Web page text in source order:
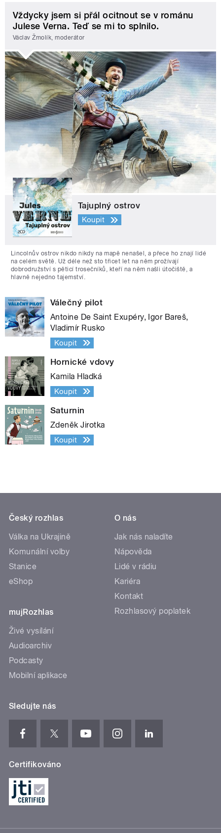
Vždycky jsem si přál ocitnout se v románu
Julese Verna. Teď se mi to splnilo.
Václav Žmolík, moderátor
Tajuplný ostrov
Koupit
Lincolnův ostrov nikdo nikdy na mapě nenašel, a přece ho znají lidé
na celém světě. Už déle než sto třicet let na něm prožívají
dobrodružství s pěticí trosečníků, kteří na něm našli útočiště, a
hlavně nejedno tajemství.
Válečný pilot
Antoine De Saint Exupéry, Igor Bareš,
Vladimír Rusko
Koupit
Hornické vdovy
Kamila Hladká
Koupit
Saturnin
Zdeněk Jirotka
Koupit
Český rozhlas
Válka na Ukrajině
Komunální volby
Stanice
eShop
mujRozhlas
Živé vysílání
Audioarchiv
Podcasty
Mobilní aplikace
O nás
Jak nás naladíte
Nápověda
Lidé v rádiu
Kariéra
Kontakt
Rozhlasový poplatek
Sledujte nás
Certifikováno